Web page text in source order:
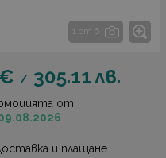
1 от 6
€ / 305.11лв.
от
и плащане